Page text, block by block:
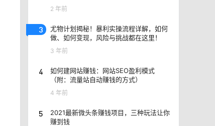
2 年前
3
尤物计划揭秘！暴利实操流程详解，如何
做、如何变现，风险与挑战都在这里！
3 年前
4
如何建网站赚钱：网站SEO盈利模式
（附：流量站自动赚钱的方式）
4 年前
5
2021最新微头条赚钱项目，三种玩法让你
赚到钱